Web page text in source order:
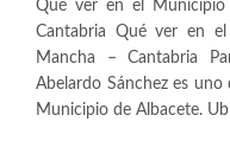
Qué ver en el Municipio
Cantabria Qué ver en
Mancha – Cantabria
Abelardo Sánchez es uno
Municipio de Albacete.